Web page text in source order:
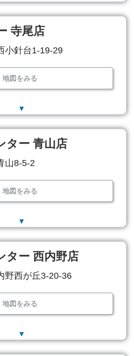
寺尾店
小針台1-19-29
地図をみる
▼
ター 青山店
山8-5-2
地図をみる
▼
ター 西内野店
野西が丘3-20-36
地図をみる
▼